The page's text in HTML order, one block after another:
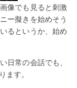
像でも見ると刺激
ー擬きを始めそう
るというか、始め
日常の会話でも、
ます。